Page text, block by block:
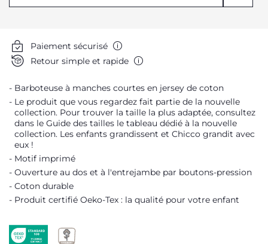
Me prévenir
Me prévenir
Paiement sécurisé
Retour simple et rapide
Barboteuse à manches courtes en jersey de coton
Le produit que vous regardez fait partie de la nouvelle
collection. Pour trouver la taille la plus adaptée, consultez
dans le Guide des tailles le tableau dédié à la nouvelle
collection. Les enfants grandissent et Chicco grandit avec
eux !
Motif imprimé
Ouverture au dos et à l'entrejambe par boutons-pression
Coton durable
Produit certifié Oeko-Tex : la qualité pour votre enfant